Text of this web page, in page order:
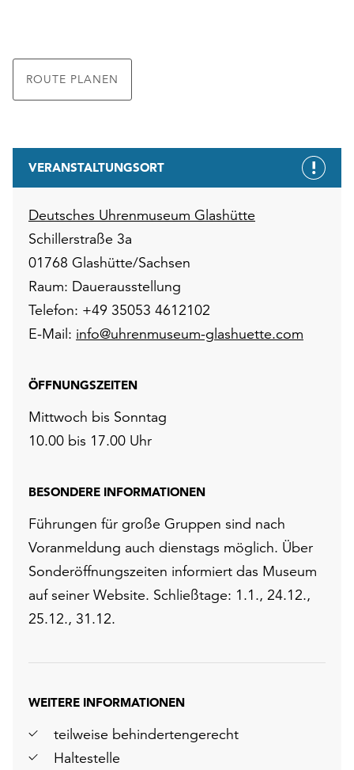
ROUTE PLANEN
VERANSTALTUNGSORT
Deutsches Uhrenmuseum Glashütte
Schillerstraße 3a
01768 Glashütte/Sachsen
Raum: Dauerausstellung
Telefon: +49 35053 4612102
E-Mail: info@uhrenmuseum-glashuette.com
ÖFFNUNGSZEITEN
Mittwoch bis Sonntag
10.00 bis 17.00 Uhr
BESONDERE INFORMATIONEN
Führungen für große Gruppen sind nach
Voranmeldung auch dienstags möglich. Über
Sonderöffnungszeiten informiert das Museum
auf seiner Website. Schließtage: 1.1., 24.12.,
25.12., 31.12.
WEITERE INFORMATIONEN
teilweise behindertengerecht
Haltestelle